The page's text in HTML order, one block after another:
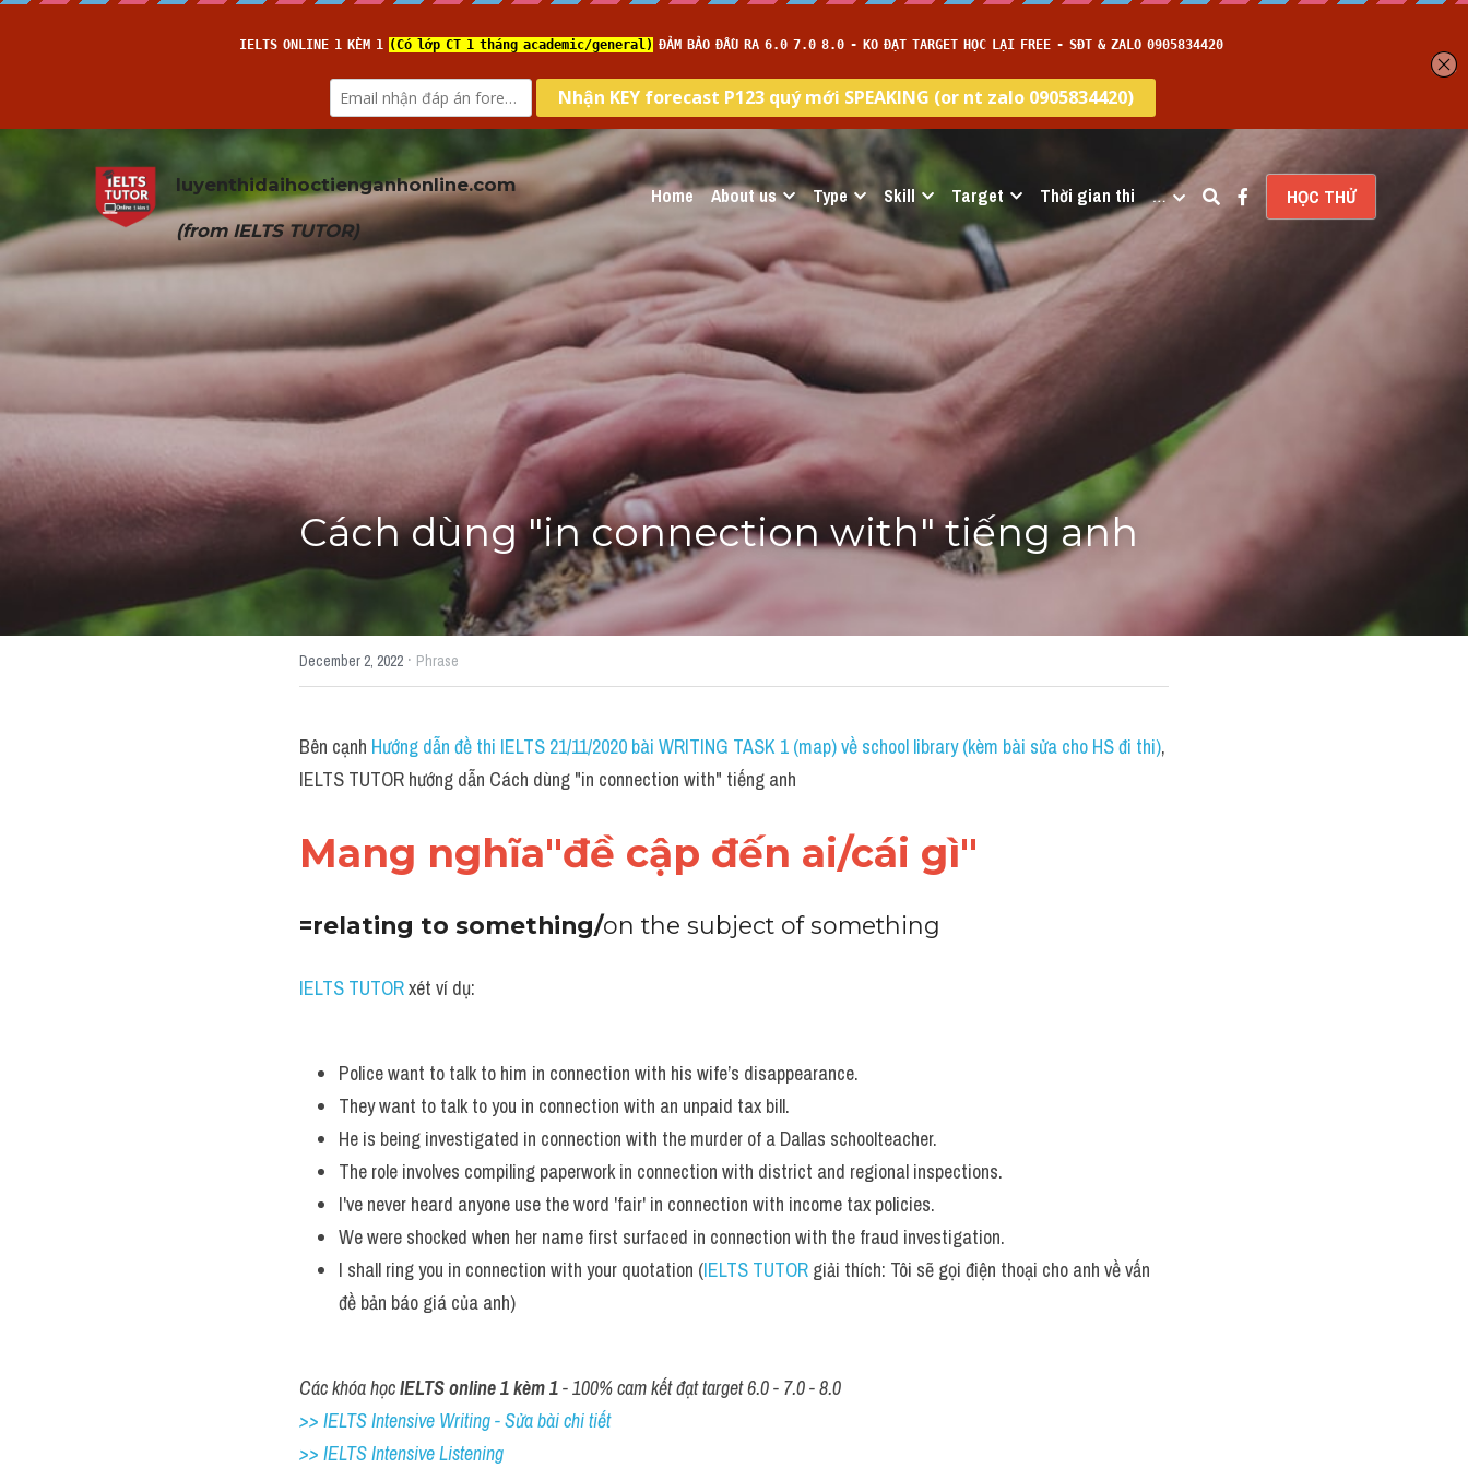
luyenthidaihoctienganhonline.com
(from IELTS TUTOR)
Home About us Type Skill Target Thời gian thi … HỌC THỬ
Cách dùng "in connection with" tiếng anh
December 2, 2022 · Phrase
Bên cạnh Hướng dẫn đề thi IELTS 21/11/2020 bài WRITING TASK 1 (map) về school library (kèm bài sửa cho HS đi thi),
IELTS TUTOR hướng dẫn Cách dùng "in connection with" tiếng anh
Mang nghĩa"đề cập đến ai/cái gì"
=relating to something/on the subject of something
IELTS TUTOR xét ví dụ:
Police want to talk to him in connection with his wife’s disappearance.
They want to talk to you in connection with an unpaid tax bill.
He is being investigated in connection with the murder of a Dallas schoolteacher.
The role involves compiling paperwork in connection with district and regional inspections.
I've never heard anyone use the word 'fair' in connection with income tax policies.
We were shocked when her name first surfaced in connection with the fraud investigation.
I shall ring you in connection with your quotation (IELTS TUTOR giải thích: Tôi sẽ gọi điện thoại cho anh về vấn
đề bản báo giá của anh)
Các khóa học IELTS online 1 kèm 1 - 100% cam kết đạt target 6.0 - 7.0 - 8.0
>> IELTS Intensive Writing - Sửa bài chi tiết
>> IELTS Intensive Listening